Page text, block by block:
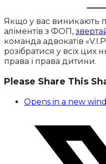
Якщо у вас виникають
аліментів з ФОП,
команда адвокатів
розібратися у всіх цих
права і права дитини.
Please Share This
Opens in a new